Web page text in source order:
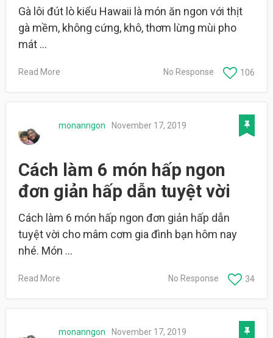
Gà lôi đút lò kiểu Hawaii là món ăn ngon với thịt
gà mềm, không cứng, khô, thơm lừng mùi pho
mát …
Read More 106
No Response
monanngon November 17, 2019
Cách làm 6 món hấp ngon
đơn giản hấp dẫn tuyệt vời
Cách làm 6 món hấp ngon đơn giản hấp dẫn
tuyệt vời cho mâm cơm gia đình bạn hôm nay
nhé. Món …
Read More 34
No Response
monanngon November 17, 2019